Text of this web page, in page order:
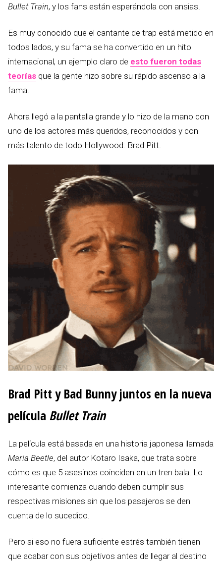
Bullet Train, y los fans están esperándola con ansias.
Es muy conocido que el cantante de trap está metido en
todos lados, y su fama se ha convertido en un hito
internacional, un ejemplo claro de esto fueron todas
teorías que la gente hizo sobre su rápido ascenso a la
fama.
Ahora llegó a la pantalla grande y lo hizo de la mano con
uno de los actores más queridos, reconocidos y con
más talento de todo Hollywood: Brad Pitt.
Brad Pitt y Bad Bunny juntos en la nueva
película Bullet Train
La película está basada en una historia japonesa llamada
Maria Beetle, del autor Kotaro Isaka, que trata sobre
cómo es que 5 asesinos coinciden en un tren bala. Lo
interesante comienza cuando deben cumplir sus
respectivas misiones sin que los pasajeros se den
cuenta de lo sucedido.
Pero si eso no fuera suficiente estrés también tienen
que acabar con sus objetivos antes de llegar al destino